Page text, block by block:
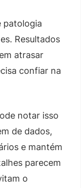
patologia
Resultados
atrasar
confiar na
notar isso
de dados,
e mantém
parecem
o